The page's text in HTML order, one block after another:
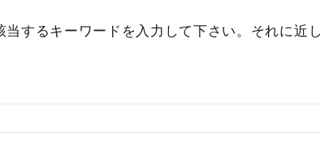
するキーワードを入力して下さい。それに近